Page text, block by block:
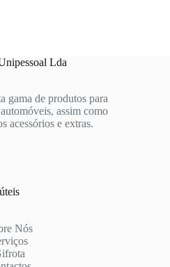
Lda
gama de produtos para
assim como
acessórios e extras.
Nós